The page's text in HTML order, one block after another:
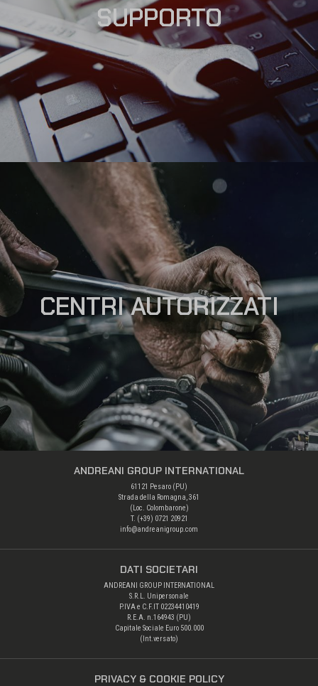
SUPPORTO
CENTRI AUTORIZZATI
ANDREANI GROUP INTERNATIONAL
61121 Pesaro (PU)
Strada della Romagna, 361
(Loc. Colombarone)
T. (+39) 0721 20921
info@andreanigroup.com
DATI SOCIETARI
ANDREANI GROUP INTERNATIONAL
S.R.L. Unipersonale
P.IVA e C.F.IT 02234410419
R.E.A. n.164943 (PU)
Capitale Sociale Euro 500.000
(Int.versato)
PRIVACY & COOKIE POLICY